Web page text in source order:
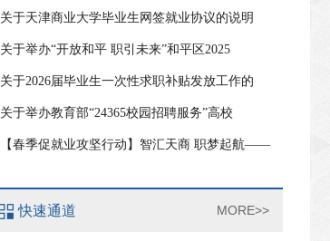
关于天津商业大学毕业生网签就业协议的说明
关于举办“开放和平 职引未来”和平区2025
关于2026届毕业生一次性求职补贴发放工作的
关于举办教育部“24365校园招聘服务”高校
【春季促就业攻坚行动】智汇天商 职梦起航——
快速通道 MORE>>